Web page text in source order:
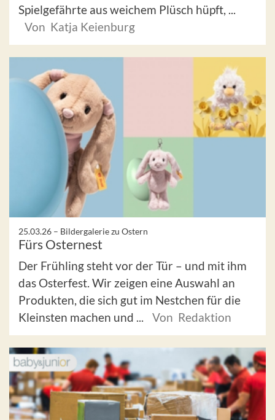
Spielgefährte aus weichem Plüsch hüpft, ...
Von Katja Keienburg
25.03.26 – Bildergalerie zu Ostern
Fürs Osternest
Der Frühling steht vor der Tür – und mit ihm
das Osterfest. Wir zeigen eine Auswahl an
Produkten, die sich gut im Nestchen für die
Kleinsten machen und ...
Von Redaktion